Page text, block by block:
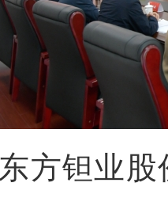
方钽业